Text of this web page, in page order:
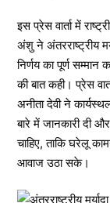
इस प्रेस वार्ता में
अंशु ने अंतरराष्ट्रीय
निर्णय का पूर्ण
की बात कही। प्रेस
अनीता देवी ने
बारे में जानकारी दी
चाहिए, ताकि घरेलू
आवाज उठा सके।